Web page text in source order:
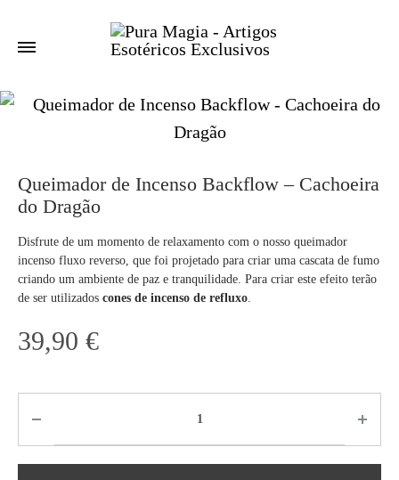
Queimador de Incenso Backflow – Cachoeira
do Dragão
Disfrute de um momento de relaxamento com o nosso queimador
incenso fluxo reverso, que foi projetado para criar uma cascata de fumo
criando um ambiente de paz e tranquilidade. Para criar este efeito terão
de ser utilizados cones de incenso de refluxo.
39,90 €